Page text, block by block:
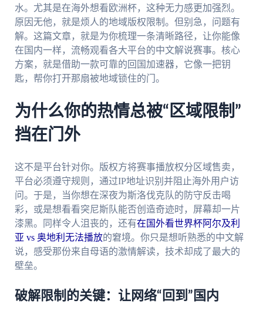
水。尤其是在海外想看欧洲杯，这种无力感更加强烈。
原因无他，就是烦人的地域版权限制。但别急，问题有
解。这篇文章，就是为你梳理一条清晰路径，让你能像
在国内一样，流畅观看各大平台的中文解说赛事。核心
方案，就是借助一款可靠的回国加速器，它像一把钥
匙，帮你打开那扇被地域锁住的门。
为什么你的热情总被“区域限制”
挡在门外
这不是平台针对你。版权方将赛事播放权分区域售卖，
平台必须遵守规则，通过IP地址识别并阻止海外用户访
问。于是，当你想在深夜为斯洛伐克队的防守反击喝
彩，或是想看看突尼斯队能否创造奇迹时，屏幕却一片
漆黑。同样令人沮丧的，还有在国外看世界杯阿尔及利
亚 vs 奥地利无法播放的窘境。你只是想听熟悉的中文解
说，感受那份来自母语的激情解读，技术却成了最大的
壁垒。
破解限制的关键：让网络“回到”国内